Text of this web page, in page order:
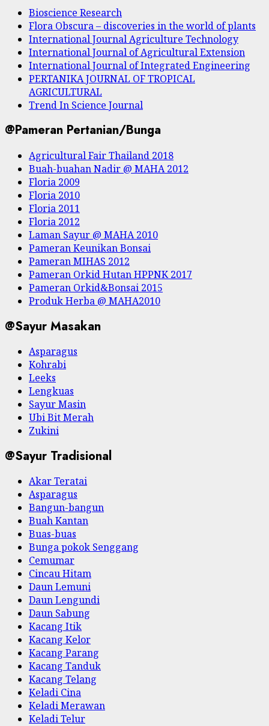
Bioscience Research
Flora Obscura – discoveries in the world of plants
International Journal Agriculture Technology
International Journal of Agricultural Extension
International Journal of Integrated Engineering
PERTANIKA JOURNAL OF TROPICAL
AGRICULTURAL
Trend In Science Journal
@Pameran Pertanian/Bunga
Agricultural Fair Thailand 2018
Buah-buahan Nadir @ MAHA 2012
Floria 2009
Floria 2010
Floria 2011
Floria 2012
Laman Sayur @ MAHA 2010
Pameran Keunikan Bonsai
Pameran MIHAS 2012
Pameran Orkid Hutan HPPNK 2017
Pameran Orkid&Bonsai 2015
Produk Herba @ MAHA2010
@Sayur Masakan
Asparagus
Kohrabi
Leeks
Lengkuas
Sayur Masin
Ubi Bit Merah
Zukini
@Sayur Tradisional
Akar Teratai
Asparagus
Bangun-bangun
Buah Kantan
Buas-buas
Bunga pokok Senggang
Cemumar
Cincau Hitam
Daun Lemuni
Daun Lengundi
Daun Sabung
Kacang Itik
Kacang Kelor
Kacang Parang
Kacang Tanduk
Kacang Telang
Keladi Cina
Keladi Merawan
Keladi Telur